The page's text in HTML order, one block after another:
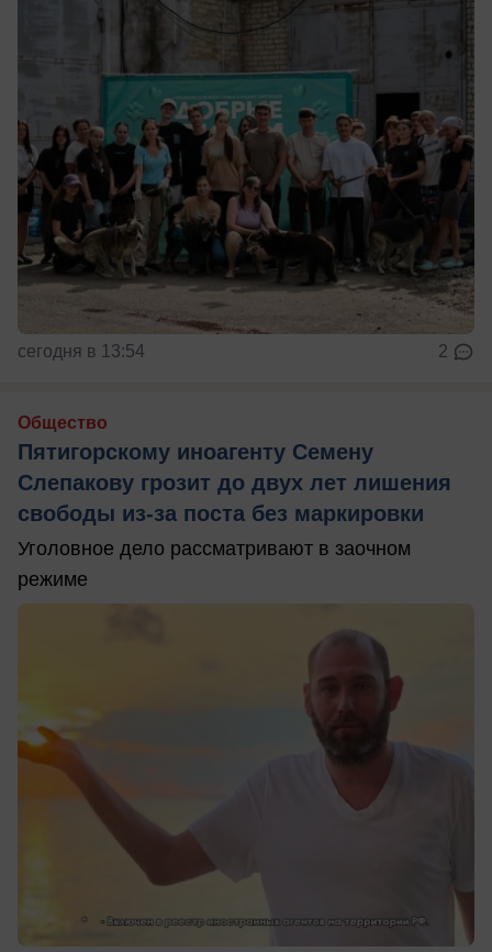
сегодня в 13:54 2
Общество
Пятигорскому иноагенту Семену
Слепакову грозит до двух лет лишения
свободы из-за поста без маркировки
Уголовное дело рассматривают в заочном
режиме